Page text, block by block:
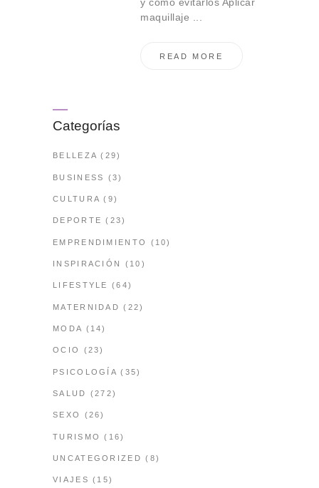
maquillaje ...
READ MORE
Categorías
BELLEZA (29)
BUSINESS (3)
CULTURA (9)
DEPORTE (23)
EMPRENDIMIENTO (10)
INSPIRACIÓN (10)
LIFESTYLE (64)
MATERNIDAD (22)
MODA (14)
OCIO (23)
PSICOLOGÍA (35)
SALUD (272)
SEXO (26)
TURISMO (16)
UNCATEGORIZED (8)
VIAJES (15)